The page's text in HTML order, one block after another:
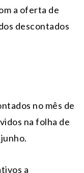
a oferta de
descontados
no mês de
na folha de
a